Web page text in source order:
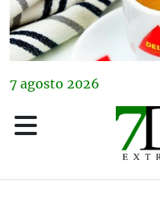
7 agosto 2026